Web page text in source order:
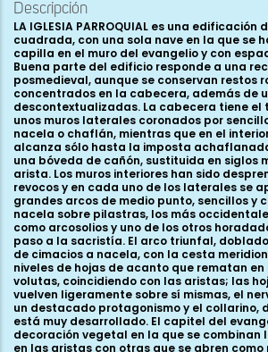
Descripción
LA IGLESIA PARROQUIAL es una edificación
cuadrada, con una sola nave en la que se
capilla en el muro del evangelio y con
Buena parte del edificio responde a una
posmedieval, aunque se conservan restos
concentrados en la cabecera, además de
descontextualizadas. La cabecera tiene el
unos muros laterales coronados por
nacela o chaflán, mientras que en el
alcanza sólo hasta la imposta
una bóveda de cañón, sustituida en siglos
arista. Los muros interiores han sido
revocos y en cada uno de los laterales se
grandes arcos de medio punto, sencillos y
nacela sobre pilastras, los más
como arcosolios y uno de los otros
paso a la sacristía. El arco triunfal,
de cimacios a nacela, con la cesta
niveles de hojas de acanto que rematan
volutas, coincidiendo con las aristas; las
vuelven ligeramente sobre sí mismas, el
un destacado protagonismo y el collarino,
está muy desarrollado. El capitel del
decoración vegetal en la que se combinan
en las aristas con otras que se abren